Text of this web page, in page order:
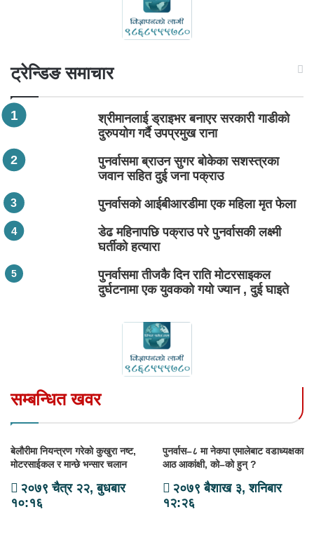
ट्रेन्डिङ समाचार
श्रीमानलाई ड्राइभर बनाएर सरकारी गाडीको
दुरुपयोग गर्दै उपप्रमुख राना
पुनर्वासमा ब्राउन सुगर बोकेका सशस्त्रका
जवान सहित दुई जना पक्राउ
पुनर्वासको आईबीआरडीमा एक महिला मृत फेला
डेढ महिनापछि पक्राउ परे पुनर्वासकी लक्ष्मी
घर्तीको हत्यारा
पुनर्वासमा तीजकै दिन राति मोटरसाइकल
दुर्घटनामा एक युवकको गयो ज्यान , दुई घाइते
सम्बन्धित खवर
बेलौरीमा नियन्त्रण गरेको कुखुरा नष्ट,
मोटरसाईकल र मान्छे भन्सार चलान
२०७९ चैत्र २२, बुधबार
१०:१६
पुनर्वास–८ मा नेकपा एमालेबाट वडाध्यक्षका
आठ आकांक्षी, को–को हुन् ?
२०७९ बैशाख ३, शनिबार
१२:२६